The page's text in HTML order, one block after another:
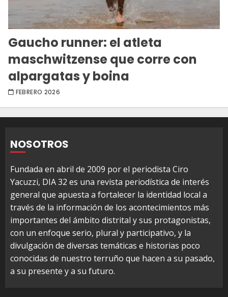
Gaucho runner: el atleta
maschwitzense que corre con
alpargatas y boina
FEBRERO 2026
NOSOTROS
Fundada en abril de 2009 por el periodista Ciro
Yacuzzi, DIA 32 es una revista periodística de interés
general que apuesta a fortalecer la identidad local a
través de la información de los acontecimientos más
importantes del ámbito distrital y sus protagonistas,
con un enfoque serio, plural y participativo, y la
divulgación de diversas temáticas e historias poco
conocidas de nuestro terruño que hacen a su pasado,
a su presente y a su futuro.